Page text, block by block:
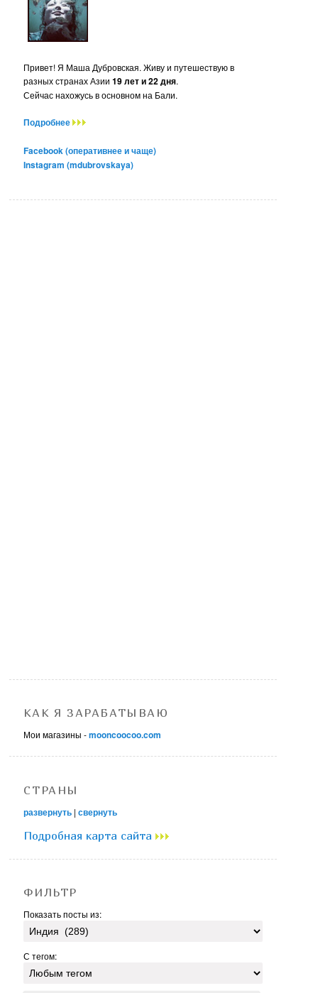
Привет! Я Маша Дубровская. Живу и путешествую в
разных странах Азии19 лет и 22 дня.
Сейчас нахожусь в основном на Бали.
Подробнее
Facebook (оперативнее и чаще)
Instagram (mdubrovskaya)
КАК Я ЗАРАБАТЫВАЮ
Мои магазины -mooncoocoo.com
СТРАНЫ
развернуть |свернуть
Подробная карта сайта
ФИЛЬТР
Показать посты из:
С тегом: